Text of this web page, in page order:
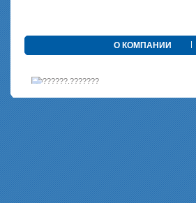
О КОМПАНИИ
•